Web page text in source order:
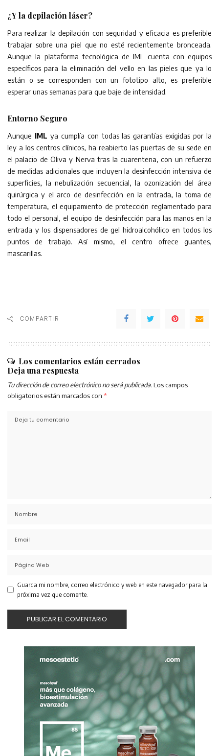
¿Y la depilación láser?
Para realizar la depilación con seguridad y eficacia es preferible
trabajar sobre una piel que no esté recientemente bronceada.
Aunque la plataforma tecnológica de IML cuenta con equipos
específicos para la eliminación del vello en las pieles que ya lo
están o se corresponden con un fototipo alto, es preferible
esperar unas semanas para que baje de intensidad.
Entorno Seguro
Aunque IML ya cumplía con todas las garantías exigidas por la
ley a los centros clínicos, ha reabierto las puertas de su sede en
el palacio de Oliva y Nerva tras la cuarentena, con un refuerzo
de medidas adicionales que incluyen la desinfección intensiva de
superficies, la nebulización secuencial, la ozonización del área
quirúrgica y el arco de desinfección en la entrada, la toma de
temperatura, el equipamiento de protección reglamentado para
todo el personal, el equipo de desinfección para las manos en la
entrada y los dispensadores de gel hidroalcohólico en todos los
puntos de trabajo. Así mismo, el centro ofrece guantes,
mascarillas.
COMPARTIR
Los comentarios están cerrados
Deja una respuesta
Tu dirección de correo electrónico no será publicada. Los campos
obligatorios están marcados con *
Guarda mi nombre, correo electrónico y web en este navegador para la
próxima vez que comente.